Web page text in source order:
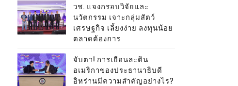
วช. แจงกรอบวิจัยและ
นวัตกรรม เจาะกลุ่มสัตว์
เศรษฐกิจ เลี้ยงง่าย ลงทุนน้อย
ตลาดต้องการ
จับตา! การเยือนละติน
อเมริกาของประธานาธิบดี
อิหร่านมีความสำคัญอย่างไร?